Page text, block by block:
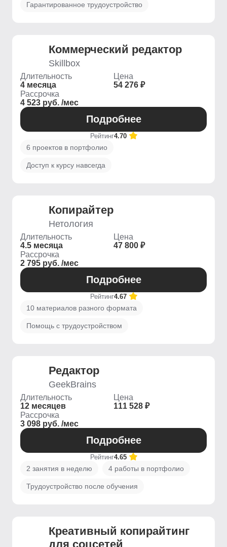
Гарантированное трудоустройство
Коммерческий редактор
Skillbox
Длительность
4 месяца
Цена
54 276 ₽
Рассрочка
4 523 руб. /мес
Подробнее
Рейтинг4.70
6 проектов в портфолио
Доступ к курсу навсегда
Копирайтер
Нетология
Длительность
4.5 месяца
Цена
47 800 ₽
Рассрочка
2 795 руб. /мес
Подробнее
Рейтинг4.67
10 материалов разного формата
Помощь с трудоустройством
Редактор
GeekBrains
Длительность
12 месяцев
Цена
111 528 ₽
Рассрочка
3 098 руб. /мес
Подробнее
Рейтинг4.65
2 занятия в неделю 4 работы в портфолио
Трудоустройство после обучения
Креативный копирайтинг
для соцсетей